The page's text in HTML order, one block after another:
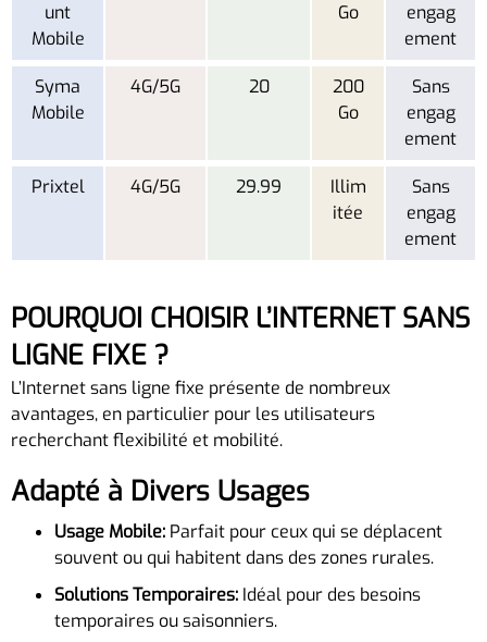
unt
Mobile
Go
engag
ement
Syma
Mobile
4G/5G 20
200
Go
Sans
engag
ement
Prixtel 4G/5G 29.99
Illim
itée
Sans
engag
ement
POURQUOI CHOISIR L’INTERNET SANS
LIGNE FIXE ?
L’Internet sans ligne fixe présente de nombreux
avantages, en particulier pour les utilisateurs
recherchant flexibilité et mobilité.
Adapté à Divers Usages
Usage Mobile: Parfait pour ceux qui se déplacent
souvent ou qui habitent dans des zones rurales.
Solutions Temporaires: Idéal pour des besoins
temporaires ou saisonniers.